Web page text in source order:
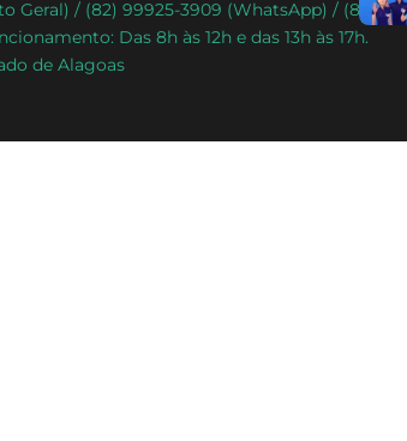
Geral) / (82) 99925-3909 (WhatsApp) / (82)
Das 8h às 12h e das 13h às 17h.
de Alagoas